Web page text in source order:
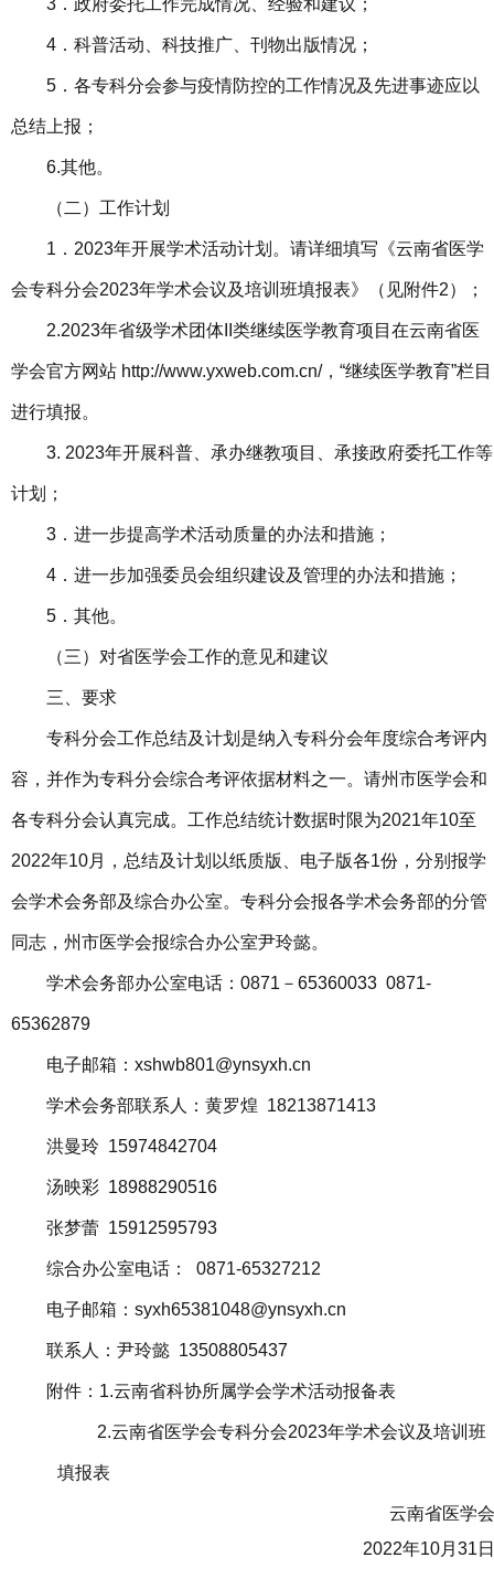
3．政府委托工作完成情况、经验和建议；
4．科普活动、科技推广、刊物出版情况；
5．各专科分会参与疫情防控的工作情况及先进事迹应以
总结上报；
6.其他。
（二）工作计划
1．2023年开展学术活动计划。请详细填写《云南省医学
会专科分会2023年学术会议及培训班填报表》（见附件2）；
2.2023年省级学术团体II类继续医学教育项目在云南省医
学会官方网站 http://www.yxweb.com.cn/，“继续医学教育”栏目
进行填报。
3. 2023年开展科普、承办继教项目、承接政府委托工作等
计划；
3．进一步提高学术活动质量的办法和措施；
4．进一步加强委员会组织建设及管理的办法和措施；
5．其他。
（三）对省医学会工作的意见和建议
三、要求
专科分会工作总结及计划是纳入专科分会年度综合考评内
容，并作为专科分会综合考评依据材料之一。请州市医学会和
各专科分会认真完成。工作总结统计数据时限为2021年10至
2022年10月，总结及计划以纸质版、电子版各1份，分别报学
会学术会务部及综合办公室。专科分会报各学术会务部的分管
同志，州市医学会报综合办公室尹玲懿。
学术会务部办公室电话：0871－65360033 0871-
65362879
电子邮箱：xshwb801@ynsyxh.cn
学术会务部联系人：黄罗煌 18213871413
洪曼玲 15974842704
汤映彩 18988290516
张梦蕾 15912595793
综合办公室电话： 0871-65327212
电子邮箱：syxh65381048@ynsyxh.cn
联系人：尹玲懿 13508805437
附件：1.云南省科协所属学会学术活动报备表
2.云南省医学会专科分会2023年学术会议及培训 班
填报表
云南省医学
2022年10月31